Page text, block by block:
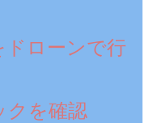
ドローンで行
クを確認